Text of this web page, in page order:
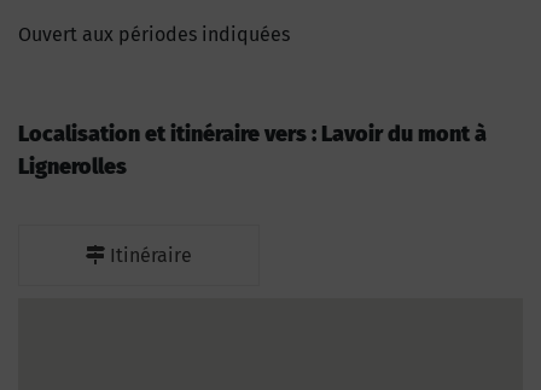
Ouvert aux périodes indiquées
Localisation et itinéraire vers : Lavoir du mont à
Lignerolles
Itinéraire